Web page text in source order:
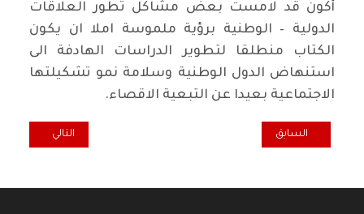
أكون قد لامست بعض مشاكل تطور العلاقات
الدولية – الوطنية برؤية ملموسة املا ان يكون
الكتاب منطلقا لتطوير الدراسات الهادفة الى
استنهاض الدول الوطنية وسلامة نمو تشكيلتها
الاجتماعية بعيدا عن التبعية الاقصاء.
المقال السابق: حلم مارتن لوثر كينغ في البصرة
السابق المقال التالي:
التالي